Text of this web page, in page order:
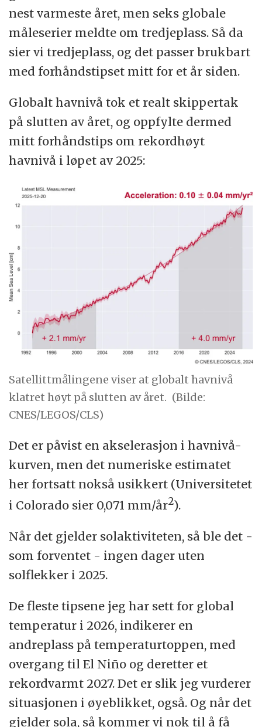
nest varmeste året, men seks globale
måleserier meldte om tredjeplass. Så da
sier vi tredjeplass, og det passer brukbart
med forhåndstipset mitt for et år siden.
Globalt havnivå tok et realt skippertak
på slutten av året, og oppfylte dermed
mitt forhåndstips om rekordhøyt
havnivå i løpet av 2025:
Satellittmålingene viser at globalt havnivå
klatret høyt på slutten av året. (Bilde:
CNES/LEGOS/CLS)
Det er påvist en akselerasjon i havnivå-
kurven, men det numeriske estimatet
her fortsatt nokså usikkert (Universitetet
i Colorado sier 0,071 mm/år2).
Når det gjelder solaktiviteten, så ble det -
som forventet - ingen dager uten
solflekker i 2025.
De fleste tipsene jeg har sett for global
temperatur i 2026, indikerer en
andreplass på temperaturtoppen, med
overgang til El Niño og deretter et
rekordvarmt 2027. Det er slik jeg vurderer
situasjonen i øyeblikket, også. Og når det
gjelder sola, så kommer vi nok til å få